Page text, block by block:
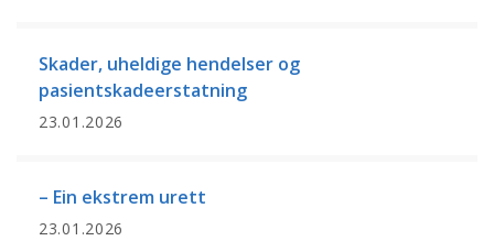
Skader, uheldige hendelser og
pasientskadeerstatning
23.01.2026
– Ein ekstrem urett
23.01.2026